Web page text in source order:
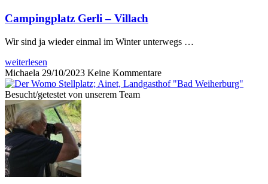
Campingplatz Gerli – Villach
Wir sind ja wieder einmal im Winter unterwegs …
weiterlesen
Michaela 29/10/2023 Keine Kommentare
Besucht/getestet von unserem Team